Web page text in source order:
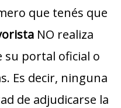
que tenés que
NO realiza
su portal oficial o
Es decir, ninguna
de adjudicarse la